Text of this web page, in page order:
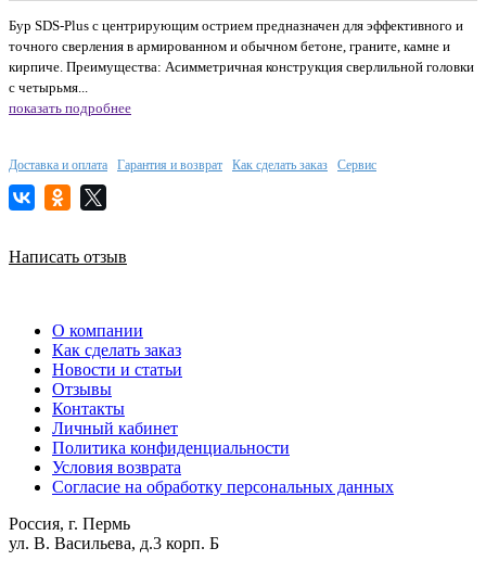
Бур SDS-Plus с центрирующим острием предназначен для эффективного и
точного сверления в армированном и обычном бетоне, граните, камне и
кирпиче. Преимущества: Асимметричная конструкция сверлильной головки
с четырьмя...
показать подробнее
Доставка и оплата Гарантия и возврат Как сделать заказ Сервис
Написать отзыв
О компании
Как сделать заказ
Новости и статьи
Отзывы
Контакты
Личный кабинет
Политика конфиденциальности
Условия возврата
Согласие на обработку персональных данных
Россия, г. Пермь
ул. В. Васильева, д.3 корп. Б